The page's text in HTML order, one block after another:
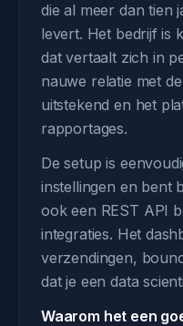
die al meer dan tien
levert. Het bedrijf is
dat vertaalt zich in
nauwe relatie met
uitstekend en het
rapportages.
De setup is
instellingen en bent
ook een REST API
integraties. Het
verzendingen,
dat je een data
Waarom het een